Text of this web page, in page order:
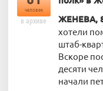
человек
в архиве
ЖЕНЕВА,
хотели
штаб-
Вскоре
десяти
начали